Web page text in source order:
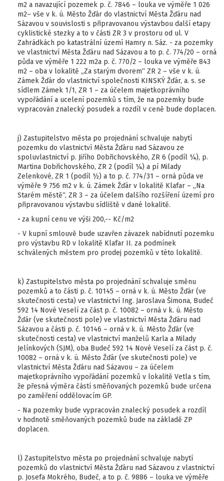
m2 a navazující pozemek p. č. 7846 – louka ve výměře 1 026
m2– vše v k. ú. Město Žďár do vlastnictví Města Žďáru nad
Sázavou v souvislosti s připravovanou výstavbou další etapy
cyklistické stezky a to v části ZR 3 v prostoru od ul. V
Zahrádkách po katastrální území Hamry n. Sáz. - za pozemky
ve vlastnictví Města Žďáru nad Sázavou a to p. č. 774/20 – orná
půda ve výměře 1 222 m2a p. č. 770/2 – louka ve výměře 843
m2 – oba v lokalitě „Za starým dvorem“ ZR 2 – vše v k. ú.
Zámek Žďár do vlastnictví společnosti KINSKÝ Žďár, a. s. se
sídlem Zámek 1/1, ZR 1 – za účelem majetkoprávního
vypořádání a ucelení pozemků s tím, že na pozemky bude
vypracován znalecký posudek a rozdíl v ceně bude doplacen.
j) Zastupitelstvo města po projednání schvaluje nabytí
pozemku do vlastnictví Města Žďáru nad Sázavou ze
spoluvlastnictví p. Jiřího Dobřichovského, ZR 6 (podíl ¼), p.
Martina Dobřichovského, ZR 2 (podíl ¼) a pí Milady
Zelenkové, ZR 1 (podíl ½) a to p. č. 774/31 – orná půda ve
výměře 9 756 m2 v k. ú. Zámek Žďár v lokalitě Klafar – „Na
Starém městě“, ZR 3 – za účelem dalšího rozšíření území pro
připravovanou výstavbu sídliště v dané lokalitě.
- za kupní cenu ve výši 200,-- Kč/m2
- V kupní smlouvě bude uzavřen závazek nabídnutí pozemku
pro výstavbu RD v lokalitě Klafar II. za podmínek
schválených městem pro prodej pozemků v této lokalitě.
k) Zastupitelstvo města po projednání schvaluje směnu
pozemků a to části p. č. 10145 – orná v k. ú. Město Žďár (ve
skutečnosti cesta) ve vlastnictví Ing. Jaroslava Šimona, Budeč
592 14 Nové Veselí za část p. č. 10082 – orná v k. ú. Město
Žďár (ve skutečnosti pole) ve vlastnictví Města Žďáru nad
Sázavou a části p. č. 10146 – orná v k. ú. Město Žďár (ve
skutečnosti cesta) ve vlastnictví manželů Karla a Milady
Jelínkových (SJM), oba Budeč 592 14 Nové Veselí za část p. č.
10082 – orná v k. ú. Město Žďár (ve skutečnosti pole) ve
vlastnictví Města Žďáru nad Sázavou – za účelem
majetkoprávního vypořádání pozemků v lokalitě Vetla s tím,
že přesná výměra částí směňovaných pozemků bude určena
po zaměření oddělovacím GP.
- Na pozemky bude vypracován znalecký posudek a rozdíl
v hodnotě směňovaných pozemků bude na základě ZP
doplacen.
l) Zastupitelstvo města po projednání schvaluje nabytí
pozemků do vlastnictví Města Žďáru nad Sázavou z vlastnictví
p. Josefa Mokrého, Budeč, a to p. č. 9886 – louka ve výměře